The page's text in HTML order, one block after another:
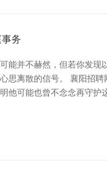
务
并不赫然，但若你发
离散的信号。 襄阳招
可能也曾不念念再守